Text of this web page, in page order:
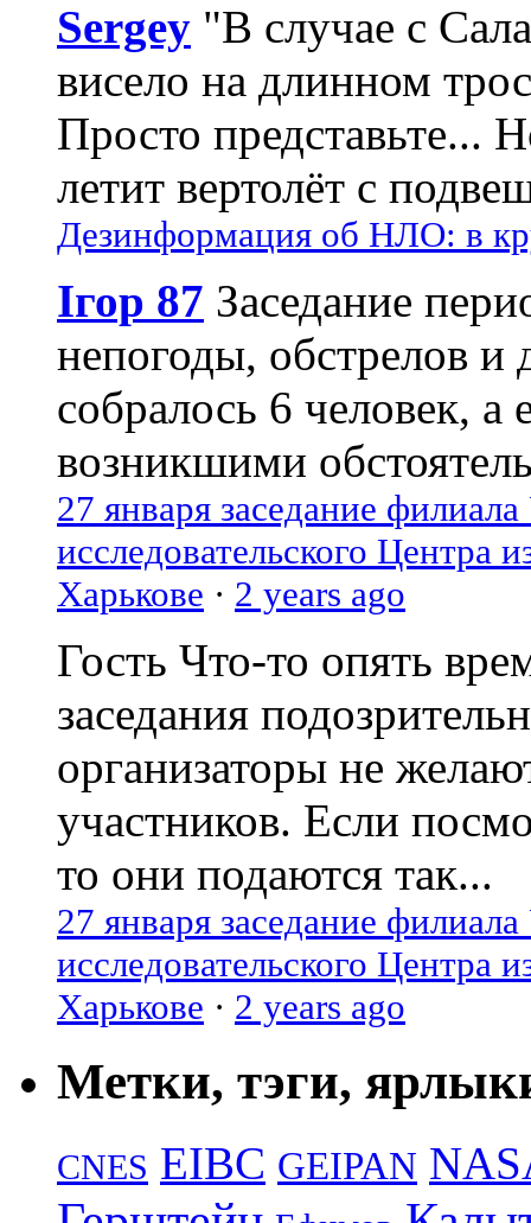
Sergey "В случае с
висело на длинном
Просто представьте...
летит вертолёт с
Дезинформация об НЛО: в
Ігор 87 Заседание
непогоды, обстрелов и
собралось 6 человек, а
возникшими
27 января заседание
исследовательского Центра
Харькове · 2 years ago
Гость Что-то опять
заседания
организаторы не
участников. Если
то они подаются так...
27 января заседание
исследовательского Центра
Харькове · 2 years ago
Метки, тэги,
CNES EIBC GEIPAN